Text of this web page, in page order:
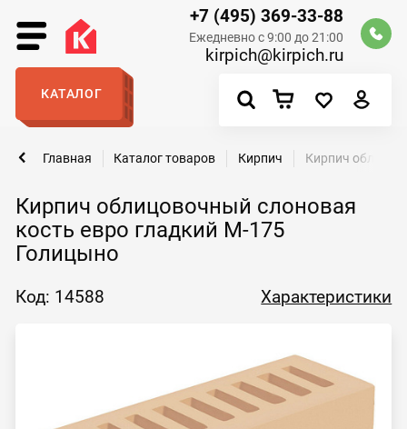
+7 (495) 369-33-88
Ежедневно с 9:00 до 21:00
kirpich@kirpich.ru
КАТАЛОГ
Кирпич облицовочный слоновая
кость евро гладкий М-175
Голицыно
Главная Каталог товаров Кирпич Кирпич
Код: 14588 Характеристики